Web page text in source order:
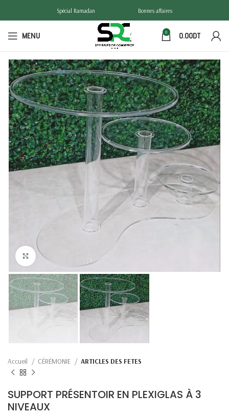
Spécial Ramadan Bonnes affaires
MENU 0 0.00DT
Click to enlarge
Accueil CÉRÉMONIE ARTICLES DES FETES
SUPPORT PRÉSENTOIR EN PLEXIGLAS À 3
NIVEAUX